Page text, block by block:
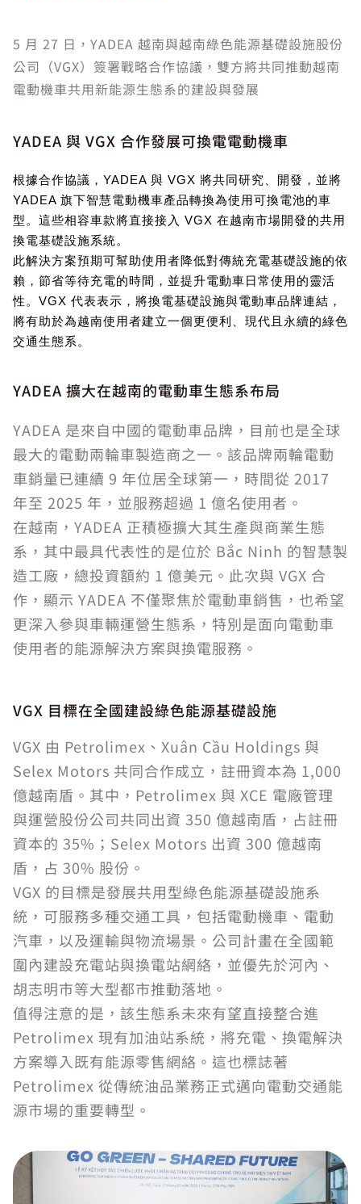
5 月 27 日，YADEA 越南與越南綠色能源基礎設施股份
公司（VGX）簽署戰略合作協議，雙方將共同推動越南
電動機車共用新能源生態系的建設與發展
YADEA 與 VGX 合作發展可換電電動機車
根據合作協議，YADEA 與 VGX 將共同研究、開發，並將
YADEA 旗下智慧電動機車產品轉換為使用可換電池的車
型。這些相容車款將直接接入 VGX 在越南市場開發的共用
換電基礎設施系統。
此解決方案預期可幫助使用者降低對傳統充電基礎設施的依
賴，節省等待充電的時間，並提升電動車日常使用的靈活
性。VGX 代表表示，將換電基礎設施與電動車品牌連結，
將有助於為越南使用者建立一個更便利、現代且永續的綠色
交通生態系。
YADEA 擴大在越南的電動車生態系布局
YADEA 是來自中國的電動車品牌，目前也是全球
最大的電動兩輪車製造商之一。該品牌兩輪電動
車銷量已連續 9 年位居全球第一，時間從 2017
年至 2025 年，並服務超過 1 億名使用者。
在越南，YADEA 正積極擴大其生產與商業生態
系，其中最具代表性的是位於 Bắc Ninh 的智慧製
造工廠，總投資額約 1 億美元。此次與 VGX 合
作，顯示 YADEA 不僅聚焦於電動車銷售，也希望
更深入參與車輛運營生態系，特別是面向電動車
使用者的能源解決方案與換電服務。
VGX 目標在全國建設綠色能源基礎設施
VGX 由 Petrolimex、Xuân Cầu Holdings 與
Selex Motors 共同合作成立，註冊資本為 1,000
億越南盾。其中，Petrolimex 與 XCE 電廠管理
與運營股份公司共同出資 350 億越南盾，占註冊
資本的 35%；Selex Motors 出資 300 億越南
盾，占 30% 股份。
VGX 的目標是發展共用型綠色能源基礎設施系
統，可服務多種交通工具，包括電動機車、電動
汽車，以及運輸與物流場景。公司計畫在全國範
圍內建設充電站與換電站網絡，並優先於河內、
胡志明市等大型都市推動落地。
值得注意的是，該生態系未來有望直接整合進
Petrolimex 現有加油站系統，將充電、換電解決
方案導入既有能源零售網絡。這也標誌著
Petrolimex 從傳統油品業務正式邁向電動交通能
源市場的重要轉型。